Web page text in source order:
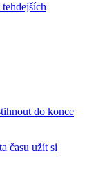
do konce
času užít si